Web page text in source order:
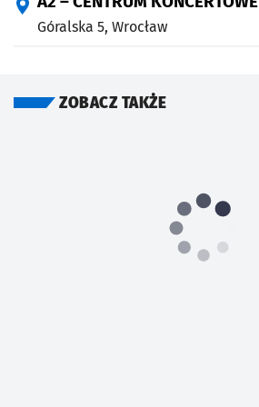
Góralska 5, Wrocław
ZOBACZ TAKŻE